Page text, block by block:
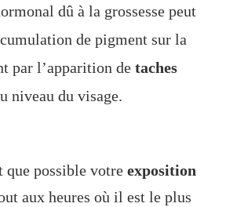
dû à la grossesse peut
de pigment sur la
par l’apparition de taches
niveau du visage.
possible votre exposition
aux heures où il est le plus